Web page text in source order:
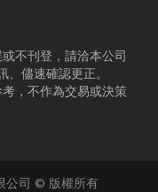
不刊登，請洽本公司
、儘速確認更正。
，不作為交易或決策
公司 © 版權所有